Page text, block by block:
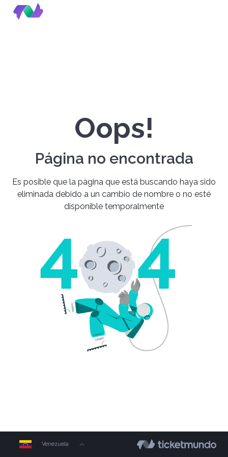
Oops!
Página no encontrada
Es posible que la página que está buscando haya sido
eliminada debido a un cambio de nombre o no esté
disponible temporalmente
Venezuela